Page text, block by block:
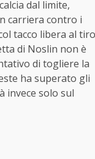
dal limite,
carriera contro i
tacco libera al tiro
di Noslin non è
di togliere la
ha superato gli
invece solo sul